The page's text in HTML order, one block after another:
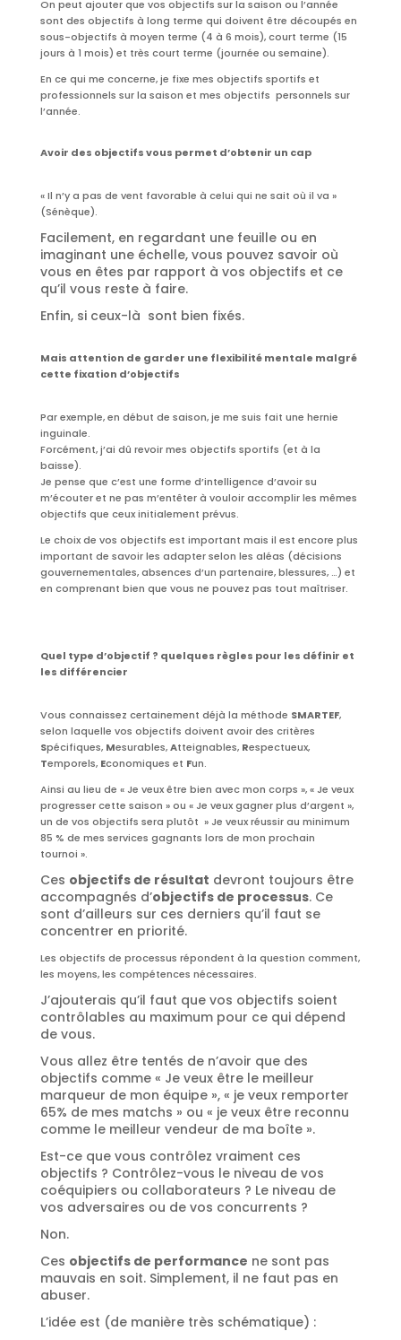
On peut ajouter que vos objectifs sur la saison ou l’année
sont des objectifs à long terme qui doivent être découpés en
sous-objectifs à moyen terme (4 à 6 mois), court terme (15
jours à 1 mois) et très court terme (journée ou semaine).
En ce qui me concerne, je fixe mes objectifs sportifs et
professionnels sur la saison et mes objectifs personnels sur
l’année.
Avoir des objectifs vous permet d’obtenir un cap
« Il n’y a pas de vent favorable à celui qui ne sait où il va »
(Sénèque).
Facilement, en regardant une feuille ou en
imaginant une échelle, vous pouvez savoir où
vous en êtes par rapport à vos objectifs et ce
qu’il vous reste à faire.
Enfin, si ceux-là sont bien fixés.
Mais attention de garder une flexibilité mentale malgré
cette fixation d’objectifs
Par exemple, en début de saison, je me suis fait une hernie
inguinale.
Forcément, j’ai dû revoir mes objectifs sportifs (et à la
baisse).
Je pense que c’est une forme d’intelligence d’avoir su
m’écouter et ne pas m’entêter à vouloir accomplir les mêmes
objectifs que ceux initialement prévus.
Le choix de vos objectifs est important mais il est encore plus
important de savoir les adapter selon les aléas (décisions
gouvernementales, absences d’un partenaire, blessures, …) et
en comprenant bien que vous ne pouvez pas tout maîtriser.
Quel type d’objectif ? quelques règles pour les définir et
les différencier
Vous connaissez certainement déjà la méthode SMARTEF,
selon laquelle vos objectifs doivent avoir des critères
Spécifiques, Mesurables,Atteignables, Respectueux,
Temporels, Economiques et Fun.
Ainsi au lieu de « Je veux être bien avec mon corps », « Je veux
progresser cette saison » ou « Je veux gagner plus d’argent »,
un de vos objectifs sera plutôt » Je veux réussir au minimum
85 % de mes services gagnants lors de mon prochain
tournoi ».
Ces objectifs de résultat devront toujours être
accompagnés d’objectifs de processus. Ce
sont d’ailleurs sur ces derniers qu’il faut se
concentrer en priorité.
Les objectifs de processus répondent à la question comment,
les moyens, les compétences nécessaires.
J’ajouterais qu’il faut que vos objectifs soient
contrôlables au maximum pour ce qui dépend
de vous.
Vous allez être tentés de n’avoir que des
objectifs comme « Je veux être le meilleur
marqueur de mon équipe », « je veux remporter
65% de mes matchs » ou « je veux être reconnu
comme le meilleur vendeur de ma boîte ».
Est-ce que vous contrôlez vraiment ces
objectifs ? Contrôlez-vous le niveau de vos
coéquipiers ou collaborateurs ? Le niveau de
vos adversaires ou de vos concurrents ?
Non.
Ces objectifs de performance ne sont pas
mauvais en soit. Simplement, il ne faut pas en
abuser.
L’idée est (de manière très schématique) :